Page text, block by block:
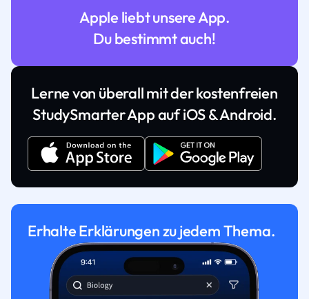
Apple liebt unsere App.
Du bestimmt auch!
Lerne von überall mit der kostenfreien
StudySmarter App auf iOS & Android.
Erhalte Erklärungen zu jedem Thema.